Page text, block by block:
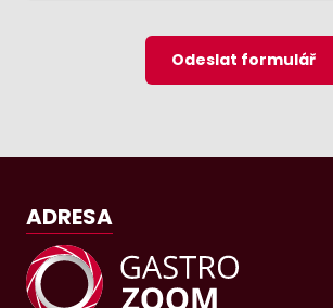
Odeslat formulář
ADRESA